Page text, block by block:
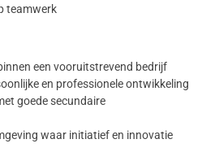
teamwerk
een vooruitstrevend bedrijf
en professionele ontwikkeling
goede secundaire
waar initiatief en innovatie